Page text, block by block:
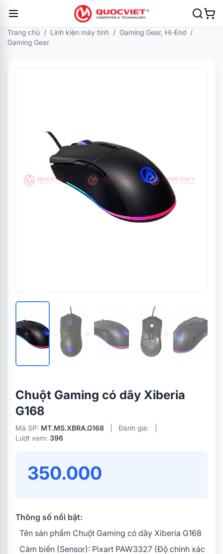
Trang chủ / Linh kiện máy tính / Gaming Gear, Hi-End /
Gaming Gear
Chuột Gaming có dây Xiberia
G168
Mã SP: MT.MS.XBRA.G168 Đánh giá:
Lượt xem: 396
350.000
Thông số nổi bật:
Tên sản phẩm Chuột Gaming có dây Xiberia G168
Cảm biến (Sensor): Pixart PAW3327 (Độ chính xác